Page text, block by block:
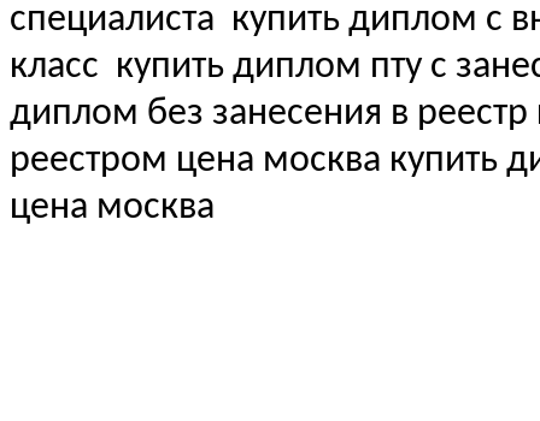
специалиста купить диплом с
класс купить диплом пту с
диплом без занесения в
реестром цена москва купить
цена москва